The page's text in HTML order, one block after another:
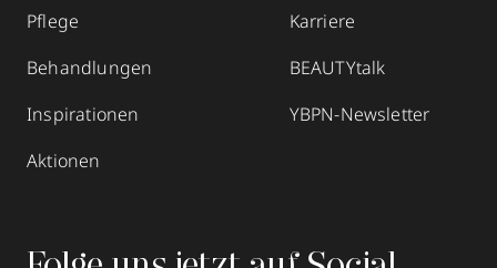
Pflege
Behandlungen
Inspirationen
Aktionen
Karriere
BEAUTYtalk
YBPN-Newsletter